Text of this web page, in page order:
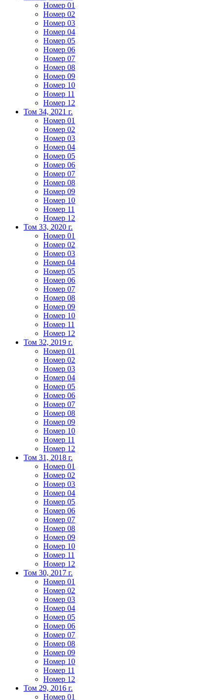
Номер 01
Номер 02
Номер 03
Номер 04
Номер 05
Номер 06
Номер 07
Номер 08
Номер 09
Номер 10
Номер 11
Номер 12
Том 34, 2021 г.
Номер 01
Номер 02
Номер 03
Номер 04
Номер 05
Номер 06
Номер 07
Номер 08
Номер 09
Номер 10
Номер 11
Номер 12
Том 33, 2020 г.
Номер 01
Номер 02
Номер 03
Номер 04
Номер 05
Номер 06
Номер 07
Номер 08
Номер 09
Номер 10
Номер 11
Номер 12
Том 32, 2019 г.
Номер 01
Номер 02
Номер 03
Номер 04
Номер 05
Номер 06
Номер 07
Номер 08
Номер 09
Номер 10
Номер 11
Номер 12
Том 31, 2018 г.
Номер 01
Номер 02
Номер 03
Номер 04
Номер 05
Номер 06
Номер 07
Номер 08
Номер 09
Номер 10
Номер 11
Номер 12
Том 30, 2017 г.
Номер 01
Номер 02
Номер 03
Номер 04
Номер 05
Номер 06
Номер 07
Номер 08
Номер 09
Номер 10
Номер 11
Номер 12
Том 29, 2016 г.
Номер 01